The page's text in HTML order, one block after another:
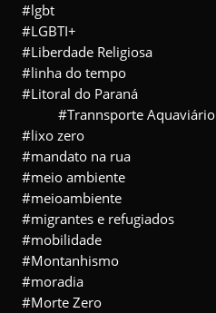
lgbt
LGBTI+
Liberdade Religiosa
linha do tempo
Litoral do Paraná
Trannsporte Aquaviário
lixo zero
mandato na rua
meio ambiente
meioambiente
migrantes e refugiados
mobilidade
Montanhismo
moradia
Morte Zero